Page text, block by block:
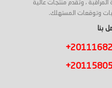
المراقبة ، وتقدم منتجات عالية
وتوقعات المستهلك.
بنا